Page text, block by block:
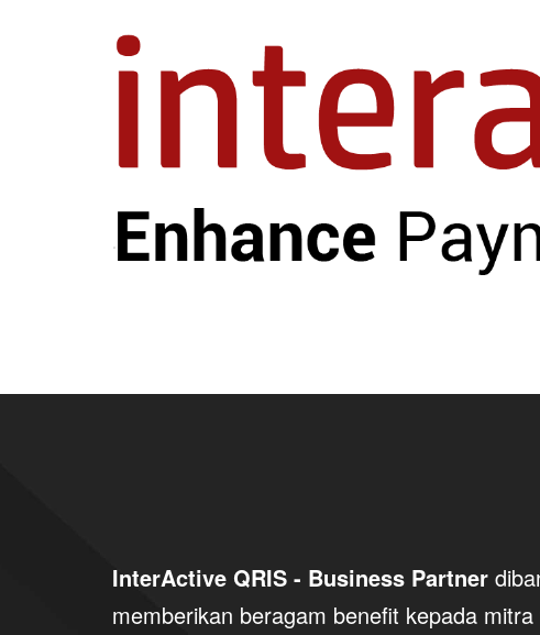
InterActive QRIS - Business Partner
memberikan beragam benefit kepada